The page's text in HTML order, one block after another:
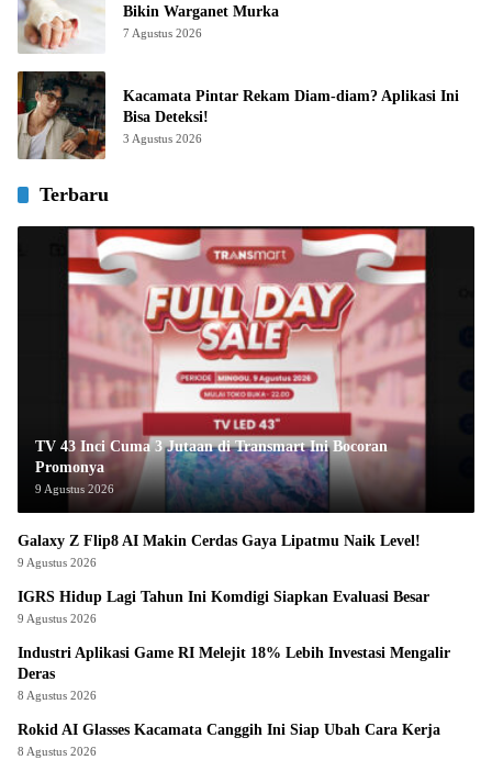
Bikin Warganet Murka
7 Agustus 2026
Kacamata Pintar Rekam Diam-diam? Aplikasi Ini
Bisa Deteksi!
3 Agustus 2026
Terbaru
TV 43 Inci Cuma 3 Jutaan di Transmart Ini Bocoran
Promonya
9 Agustus 2026
Galaxy Z Flip8 AI Makin Cerdas Gaya Lipatmu Naik Level!
9 Agustus 2026
IGRS Hidup Lagi Tahun Ini Komdigi Siapkan Evaluasi Besar
9 Agustus 2026
Industri Aplikasi Game RI Melejit 18% Lebih Investasi Mengalir
Deras
8 Agustus 2026
Rokid AI Glasses Kacamata Canggih Ini Siap Ubah Cara Kerja
8 Agustus 2026